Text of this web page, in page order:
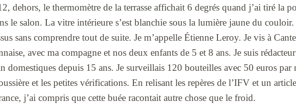
dehors, le thermomètre de la terrasse affichait 6 degrés quand j’ai tiré la
le salon. La vitre intérieure s’est blanchie sous la lumière jaune du couloir.
sans comprendre tout de suite. Je m’appelle Étienne Leroy. Je vis à
avec ma compagne et nos deux enfants de 5 et 8 ans. Je suis rédacteur
domestiques depuis 15 ans. Je surveillais 120 bouteilles avec 50 euros par
et les petites vérifications. En relisant les repères de l’IFV et un
j’ai compris que cette buée racontait autre chose que le froid.